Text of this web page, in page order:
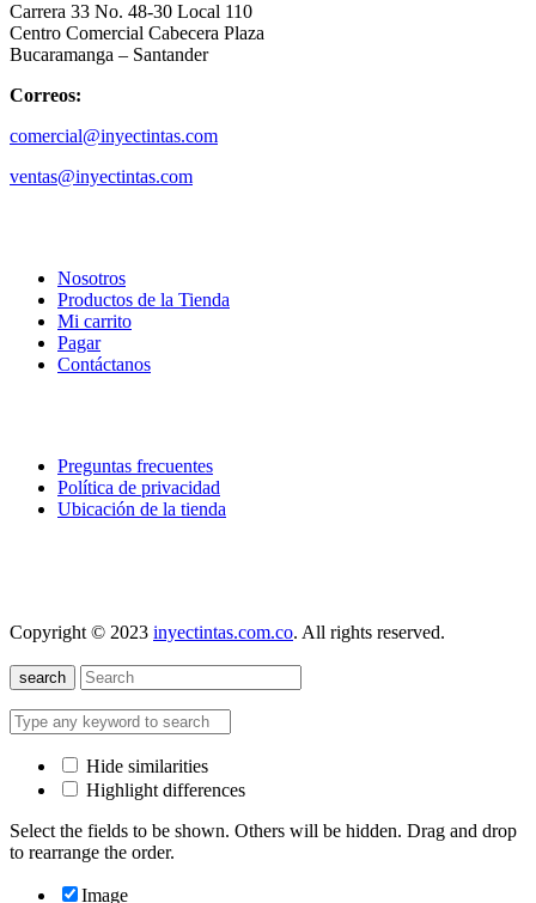
Carrera 33 No. 48-30 Local 110
Centro Comercial Cabecera Plaza
Bucaramanga – Santander
Correos:
comercial@inyectintas.com
ventas@inyectintas.com
Nosotros
Productos de la Tienda
Mi carrito
Pagar
Contáctanos
Preguntas frecuentes
Política de privacidad
Ubicación de la tienda
Copyright © 2023 inyectintas.com.co. All rights reserved.
search
Hide similarities
Highlight differences
Select the fields to be shown. Others will be hidden. Drag and drop
to rearrange the order.
Image